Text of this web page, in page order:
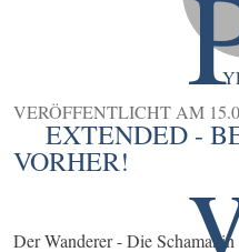
VERÖFFENTLICHT AM
EXTENDED -
VORHER!
Der Wanderer - Die